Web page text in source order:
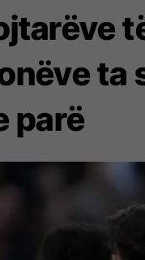
ta
parë